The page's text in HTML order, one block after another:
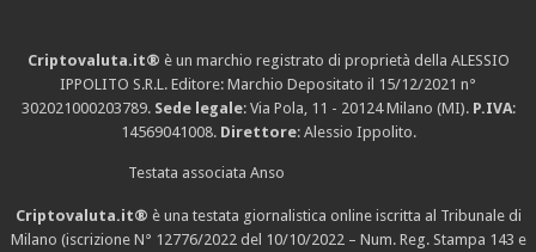
Criptovaluta.it® è un marchio registrato di proprietà della ALESSIO
IPPOLITO S.R.L. Editore: Marchio Depositato il 15/12/2021 n°
302021000203789. Sede legale: Via Pola, 11 - 20124 Milano (MI). P.IVA:
14569041008. Direttore: Alessio Ippolito.
Testata associata Anso
Criptovaluta.it® è una testata giornalistica online iscritta al Tribunale di
Milano (iscrizione N° 12776/2022 del 10/10/2022 – Num. Reg. Stampa 143 e